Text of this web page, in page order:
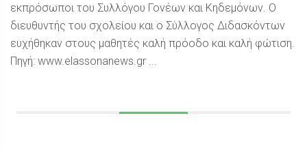
εκπρόσωποι του Συλλόγου Γονέων και Κηδεμόνων. Ο
διευθυντής του σχολείου και ο Σύλλογος Διδασκόντων
ευχήθηκαν στους μαθητές καλή πρόοδο και καλή φώτιση.
Πηγή: www.elassonanews.gr ...